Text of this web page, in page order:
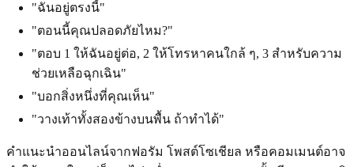
"ฉันอยู่ตรงนี้"
"ตอนนี้คุณปลอดภัยไหม?"
"ตอบ 1 ให้ฉันอยู่ต่อ, 2 ให้โทรหาคนใกล้ ๆ, 3 สำหรับความ
ช่วยเหลือฉุกเฉิน"
"บอกสิ่งหนึ่งที่คุณเห็น"
"วางเท้าทั้งสองข้างบนพื้น ถ้าทำได้"
คำแนะนำออนไลน์จากฟอรัม โพสต์โซเชียล หรือคอมเมนต์อาจ